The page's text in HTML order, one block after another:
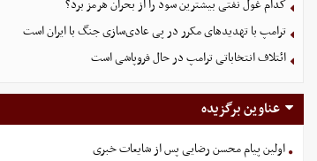
کدام غول نفتی بیشترین سود را از بحران هرمز برد؟
ترامپ با تهدیدهای مکرر در پی عادی‌سازی جنگ با ایران است
ائتلاف انتخاباتی ترامپ در حال فروپاشی است
عناوین برگزیده
اولین پیام محسن رضایی پس از شایعات خبری